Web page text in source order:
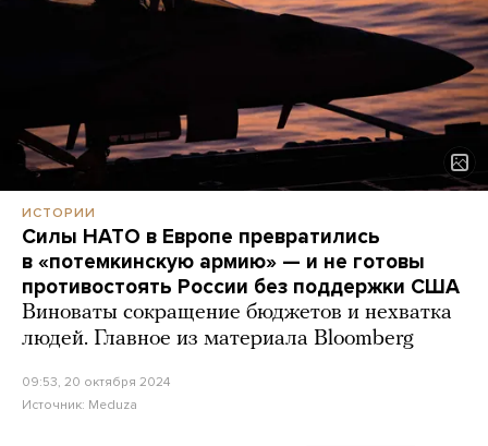
ИСТОРИИ
Силы НАТО в Европе превратились
в «потемкинскую армию» — и не готовы
противостоять России без поддержки США
Виноваты сокращение бюджетов и нехватка
людей. Главное из материала Bloomberg
09:53, 20 октября 2024
Источник: Meduza